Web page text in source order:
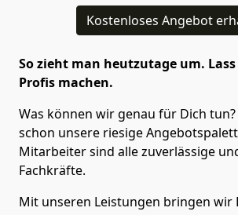
Kostenloses Angebot
So zieht man heutzutage um.
Profis machen.
Was können wir genau für Dich
schon unsere riesige
Mitarbeiter sind alle zuverlässige
Fachkräfte.
Mit unseren Leistungen bringen wir